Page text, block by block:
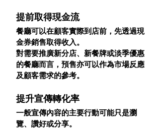
提前取得現金流
餐廳可以在顧客實際到店前，先透過現
金券銷售取得收入。
對需要推廣新分店、新餐牌或淡季優惠
的餐廳而言，預售亦可以作為市場反應
及顧客需求的參考。
提升宣傳轉化率
一般宣傳內容的主要行動可能只是瀏
覽、讚好或分享。